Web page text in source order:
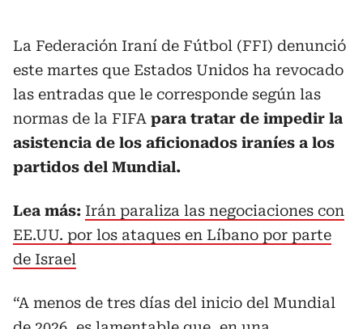
La Federación Iraní de Fútbol (FFI) denunció
este martes que Estados Unidos ha revocado
las entradas que le corresponde según las
normas de la FIFA para tratar de impedir la
asistencia de los aficionados iraníes a los
partidos del Mundial.
Lea más: Irán paraliza las negociaciones con
EE.UU. por los ataques en Líbano por parte
de Israel
“A menos de tres días del inicio del Mundial